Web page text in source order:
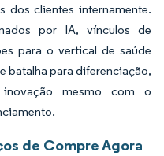
dos clientes internamente.
por IA, vínculos de
para o vertical de saúde
batalha para diferenciação,
mesmo com o
de Compre Agora